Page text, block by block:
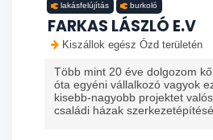
lakásfelújítás burkoló
FARKAS LÁSZLÓ E.V
Kiszállok egész Ózd területén
Több mint 20 éve dolgozom
óta egyéni vállalkozó vagyok
kisebb-nagyobb projektet
családi házak